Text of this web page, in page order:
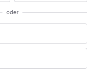
oder